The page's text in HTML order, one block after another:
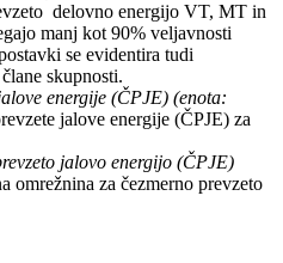
delovno energijo VT, MT in
manj kot 90% veljavnosti
se evidentira tudi
skupnosti.
energije (ČPJE) (enota:
jalove energije (ČPJE) za
jalovo energijo (ČPJE)
omrežnina za čezmerno prevzeto